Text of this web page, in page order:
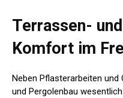
Terrassen-
Komfort im
Neben Pflasterarbeiten und
und Pergolenbau